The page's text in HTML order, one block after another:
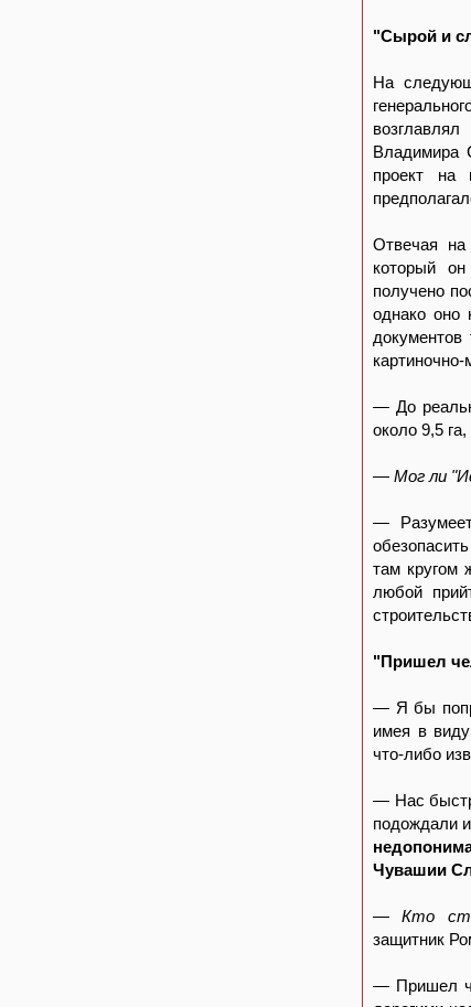
"Сырой и
На
Владимира
проект на
Отвечая
который
получено
однако оно
— До
около 9,5
— Мог ли
—
там кругом
любой
"Пришел
— Я бы
имея в
что-либо
— Нас
подождали
Чувашии
— Кто
защитник
— Пришел